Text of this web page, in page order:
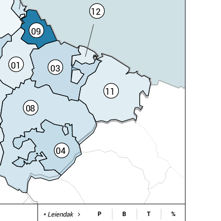
* Leiendak P B T %
12
11
09
08
04
03
01